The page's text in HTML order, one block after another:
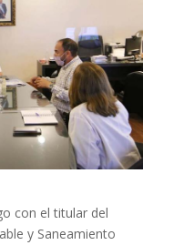
con el titular del
y Saneamiento